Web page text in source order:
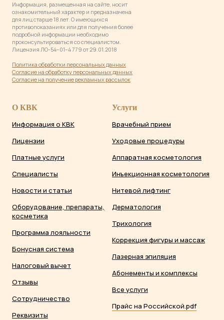
Информация, размещенная на сайте, носит
ознакомительный характер и предназначена
для лиц старше 18 лет. О имеющихся
противопоказаниях или для получения более
подробной информации необходимо
проконсультироваться со специалистом.
Лицензия ЛО-54−01−4 779 от 29.01.2018
Политика обработки персональных данных
Согласие на обработку персональных данных
Согласие на получение рекламных рассылок
О КВК
Информация о КВК
Лицензии
Платные услуги
Специалисты
Новости и статьи
Оборудование, препараты,
косметика
Программа лояльности
Бонусная система
Налоговый вычет
Отзывы
Сотрудничество
Реквизиты
Услуги
Врачебный прием
Уходовые процедуры
Аппаратная косметология
Инъекционная косметология
Нитевой лифтинг
Дерматология
Трихология
Коррекция фигуры и массаж
Лазерная эпиляция
Абонементы и комплексы
Все услуги
Прайс на Российской.pdf